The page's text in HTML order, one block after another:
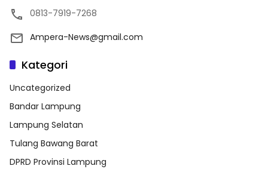
0813-7919-7268
Ampera-News@gmail.com
Kategori
Uncategorized
Bandar Lampung
Lampung Selatan
Tulang Bawang Barat
DPRD Provinsi Lampung